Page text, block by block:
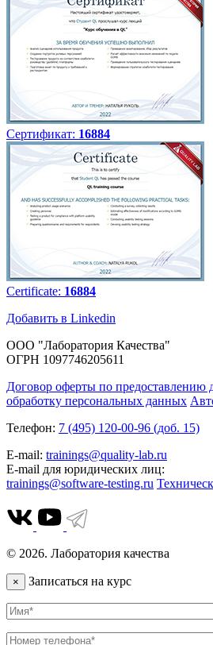
Сертификат: 16884
Certificate: 16884
Добавить в Linkedin
ООО "Лаборатория Качества"
ОГРН 1097746205611
Договор оферты по предоставлению
обработку персональных данных
Телефон: 7 (495) 120-00-96 (доб. 15)
E-mail: trainings@quality-lab.ru
E-mail для юридических лиц:
trainings@software-testing.ru
© 2026. Лаборатория качества
× Записаться на курс